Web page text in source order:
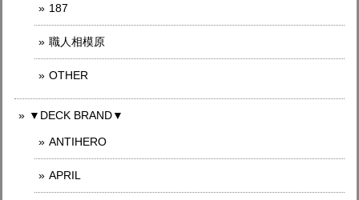
187
職人相模原
OTHER
▼DECK BRAND▼
ANTIHERO
APRIL